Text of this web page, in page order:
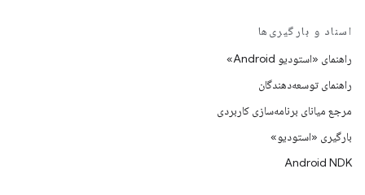
اسناد و بارگیری‌ها
راهنمای «استودیو Android»
راهنمای توسعه‌دهندگان
مرجع میانای برنامه‌سازی کاربردی
بارگیری «استودیو»
Android NDK